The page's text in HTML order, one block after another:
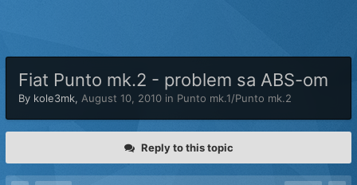
Fiat Punto mk.2 - problem sa ABS-om
By kole3mk, August 10, 2010 in Punto mk.1/Punto mk.2
Reply to this topic